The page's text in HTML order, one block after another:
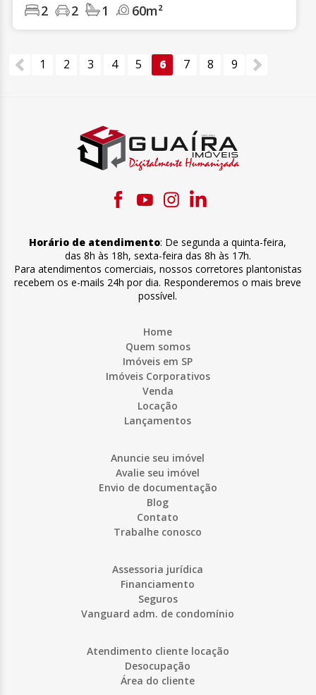
2 2 1 60m²
1 2 3 4 5 6 7 8 9
Horário de atendimento: De segunda a quinta-feira,
das 8h às 18h, sexta-feira das 8h às 17h.
Para atendimentos comerciais, nossos corretores plantonistas
recebem os e-mails 24h por dia. Responderemos o mais breve
possível.
Home
Quem somos
Imóveis em SP
Imóveis Corporativos
Venda
Locação
Lançamentos
Anuncie seu imóvel
Avalie seu imóvel
Envio de documentação
Blog
Contato
Trabalhe conosco
Assessoria jurídica
Financiamento
Seguros
Vanguard adm. de condomínio
Atendimento cliente locação
Desocupação
Área do cliente